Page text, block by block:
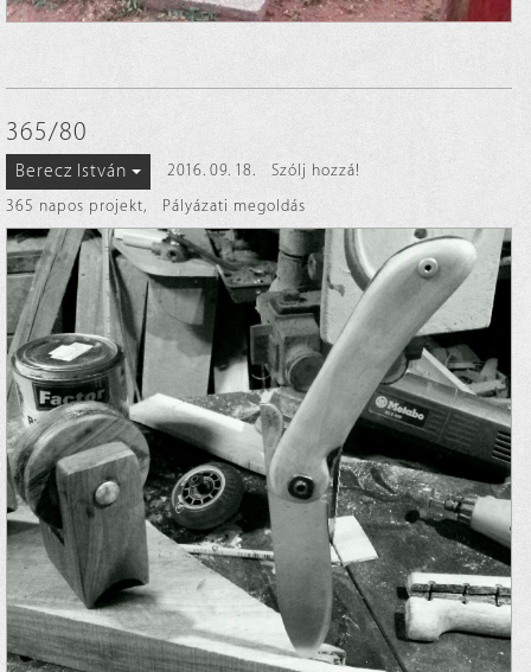
365/80
Berecz István 2016. 09. 18.
Szólj hozzá!
365 napos projekt, Pályázati megoldás